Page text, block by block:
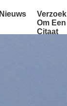
Nieuws
Verzoek
Om Een
Citaat